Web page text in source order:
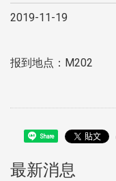
2019-11-19
报到地点：M202
Share
最新消息